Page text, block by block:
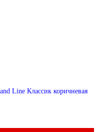
Line Классик коричневая